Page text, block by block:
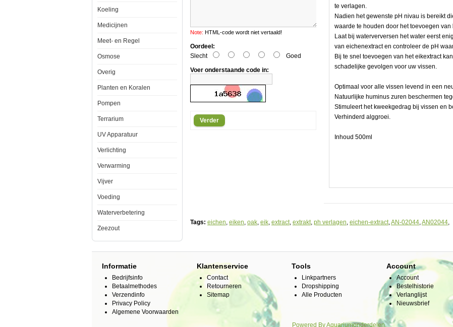
Koeling
Medicijnen
Meet- en Regel
Osmose
Overig
Planten en Koralen
Pompen
Terrarium
UV Apparatuur
Verlichting
Verwarming
Vijver
Voeding
Waterverbetering
Zeezout
op
wijze
de
pH.
Voeg
geleidelijk
hoeveelheden
eikenextract
toe
het
aquariumwater
u
op
juiste
waarde
houden
Note: HTML-code wordt niet vertaald!
Oordeel:
Slecht
Goed
Voer onderstaande code in:
Verder
te verlagen.
Nadien het gewenste pH nivau is bereikt
waarde te houden door het toevoegen
Laat bij waterverversen het water eerst
van eichenextract en controleer de pH
Bij te snel toevoegen van het eikextract
schadelijke gevolgen voor uw vissen.
Optimaal voor alle vissen levend in een
Natuurlijke huminus zuren beschermen
Stimuleert het kweekgedrag bij vissen en
Verhinderd alggroei.
Inhoud 500ml
Tags: eichen, eiken, oak, eik, extract, extrakt, ph verlagen, eichen-extract,AN-02044,AN02044,
Informatie
Bedrijfsinfo
Betaalmethodes
Verzendinfo
Privacy Policy
Algemene Voorwaarden
Klantenservice
Contact
Retourneren
Sitemap
Tools
Linkpartners
Dropshipping
Alle Producten
Account
Account
Bestelhistorie
Verlanglijst
Nieuwsbrief
Powered ByAquariumonderdelen.